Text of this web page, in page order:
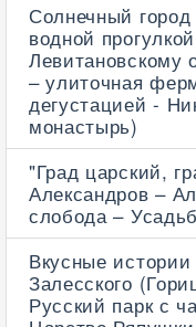
Солнечный
водной
Левитановскому
– улиточная
дегустацией -
монастырь)
"Град царский,
Александров –
слобода –
Вкусные
Залесского
Русский парк с